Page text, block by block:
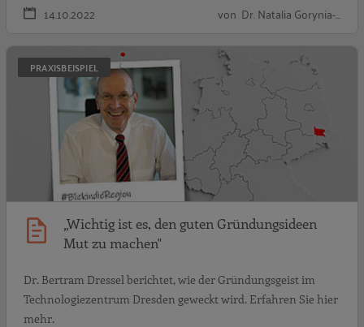
14.10.2022 von Dr. Natalia Gorynia-…
PRAXISBEISPIEL
„Wichtig ist es, den guten Gründungsideen
Mut zu machen"
Dr. Bertram Dressel berichtet, wie der Gründungsgeist im
Technologiezentrum Dresden geweckt wird. Erfahren Sie hier
mehr.